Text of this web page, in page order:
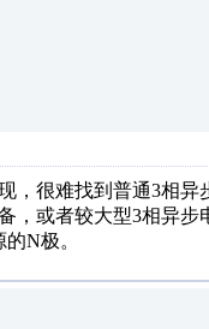
很难找到普通3相
，或者较大型3相异步
N极。